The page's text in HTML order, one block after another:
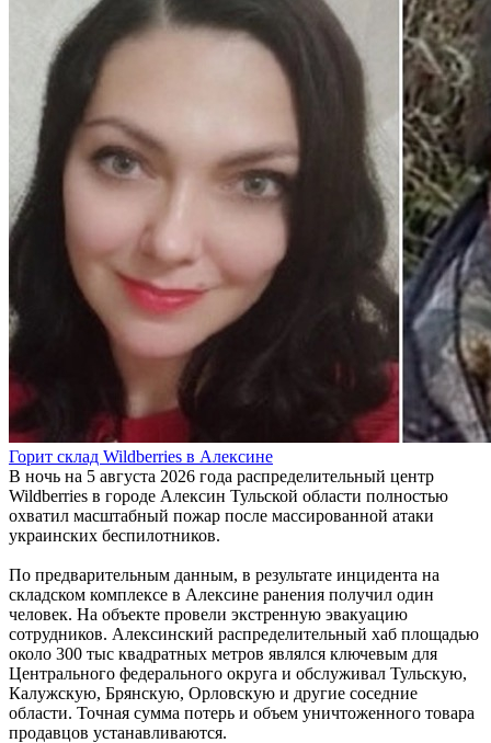
Горит склад Wildberries в Алексине
В ночь на 5 августа 2026 года распределительный центр
Wildberries в городе Алексин Тульской области полностью
охватил масштабный пожар после массированной атаки
украинских беспилотников.
По предварительным данным, в результате инцидента на
складском комплексе в Алексине ранения получил один
человек. На объекте провели экстренную эвакуацию
сотрудников. Алексинский распределительный хаб площадью
около 300 тыс квадратных метров являлся ключевым для
Центрального федерального округа и обслуживал Тульскую,
Калужскую, Брянскую, Орловскую и другие соседние
области. Точная сумма потерь и объем уничтоженного товара
продавцов устанавливаются.